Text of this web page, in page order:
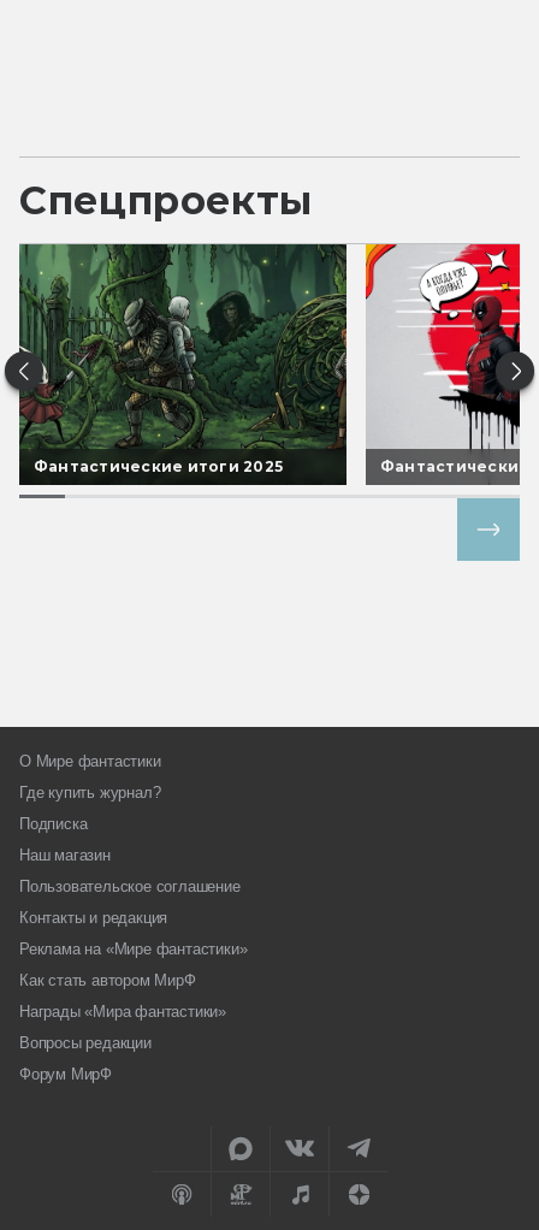
Спецпроекты
Фантастические итоги 2025 Фантастические
О Мире фантастики
Где купить журнал?
Подписка
Наш магазин
Пользовательское соглашение
Контакты и редакция
Реклама на «Мире фантастики»
Как стать автором МирФ
Награды «Мира фантастики»
Вопросы редакции
Форум МирФ